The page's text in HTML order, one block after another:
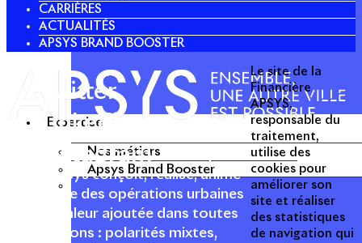
Expertise
Nos métiers
Apsys Brand Booster
CARRIÈRES
ACTUALITÉS
APSYS BRAND BOOSTER
Acteur passionné de la ville depuis
1996, Apsys conçoit, réalise, anime
et valorise des opérations urbaines
à forte valeur ajoutée dans toutes
les fonctions : polarités mixtes,
Twitter
Linkedin
Instagram
Le site de la
Financière
APSYS,
responsable du
traitement,
utilise des
cookies pour
améliorer son
site et réaliser
des statistiques
de navigation qui